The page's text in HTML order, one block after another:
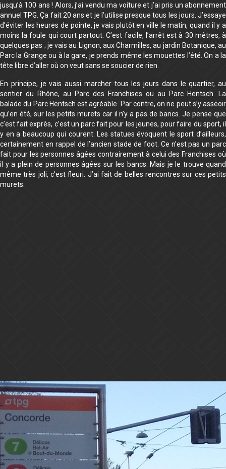
jusqu’à 100 ans ! Alors, j’ai vendu ma voiture et j’ai pris un abonnement
annuel TPG. Ça fait 20 ans et je l’utilise presque tous les jours. J’essaye
d’éviter les heures de pointe, je vais plutôt en ville le matin, quand il y a
moins la foule qui court partout. C’est facile, l’arrêt est à 30 mètres, à
quelques pas ; je vais au Lignon, aux Charmilles, au jardin Botanique, au
Parc la Grange ou à la gare, je prends même les mouettes l’été. On a la
tête libre d’aller où on veut sans se soucier de rien.
En principe, je vais aussi marcher tous les jours dans le quartier, au
sentier du Rhône, au Parc des Franchises ou au Parc Hentsch. La
balade du Parc Hentsch est agréable. Par contre, on ne peut s’y asseoir
qu’en été, sur les petits murets car il n’y a pas de bancs. Je pense que
c’est fait exprès, c’est un parc fait pour les jeunes, pour faire du sport, il
y en a beaucoup qui courent. Les statues évoquent le sport d’ailleurs,
certainement en rappel de l’ancien stade de foot. Ce n’est pas un parc
fait pour les personnes âgées contrairement à celui des Franchises où
il y a plein de personnes âgées sur les bancs. Mais je le trouve quand
même très joli, c’est fleuri. J’ai fait de belles rencontres sur ces petits
murets.